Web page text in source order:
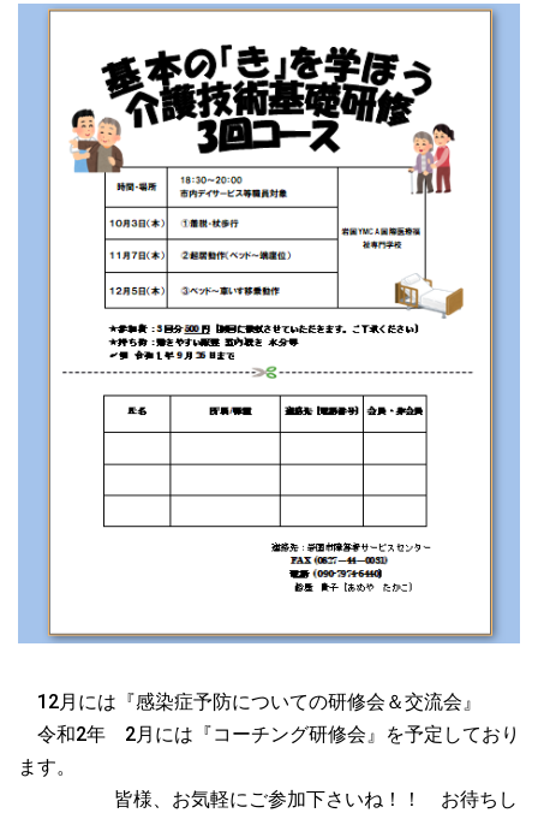
12月には『感染症予防についての研修会＆交流会』
令和2年 2月には『コーチング研修会』を予定しており
ます。
皆様、お気軽にご参加下さいね！！ お待ちし